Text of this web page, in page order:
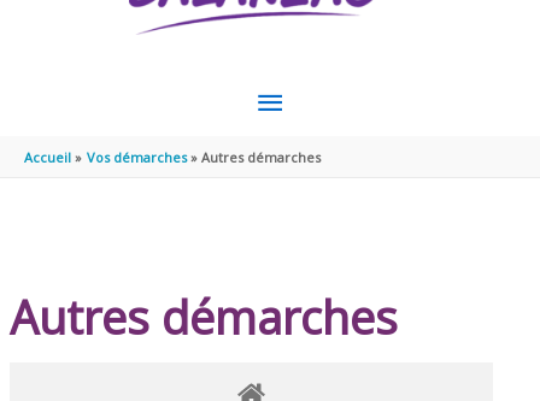
MENU
PRINCIPAL
Accueil Vos démarches Autres démarches
Autres démarches